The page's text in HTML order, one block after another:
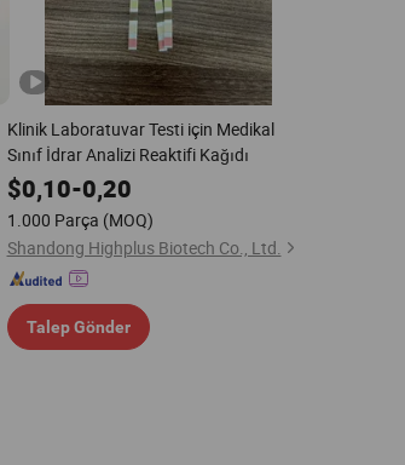
Klinik Laboratuvar Testi için Medikal
Sınıf İdrar Analizi Reaktifi Kağıdı
$0,10-0,20
1.000 Parça (MOQ)
Shandong Highplus Biotech Co., Ltd.
Talep Gönder